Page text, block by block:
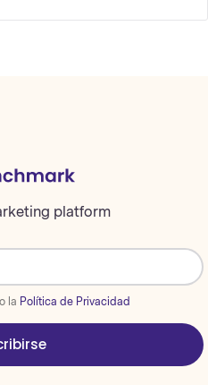
platform
la Política de Privacidad